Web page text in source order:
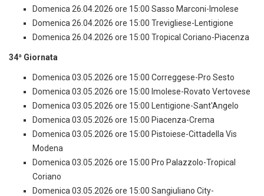
Domenica 26.04.2026 ore 15:00 Sasso Marconi-Imolese
Domenica 26.04.2026 ore 15:00 Trevigliese-Lentigione
Domenica 26.04.2026 ore 15:00 Tropical Coriano-Piacenza
34ª Giornata
Domenica 03.05.2026 ore 15:00 Correggese-Pro Sesto
Domenica 03.05.2026 ore 15:00 Imolese-Rovato Vertovese
Domenica 03.05.2026 ore 15:00 Lentigione-Sant'Angelo
Domenica 03.05.2026 ore 15:00 Piacenza-Crema
Domenica 03.05.2026 ore 15:00 Pistoiese-Cittadella Vis
Modena
Domenica 03.05.2026 ore 15:00 Pro Palazzolo-Tropical
Coriano
Domenica 03.05.2026 ore 15:00 Sangiuliano City-